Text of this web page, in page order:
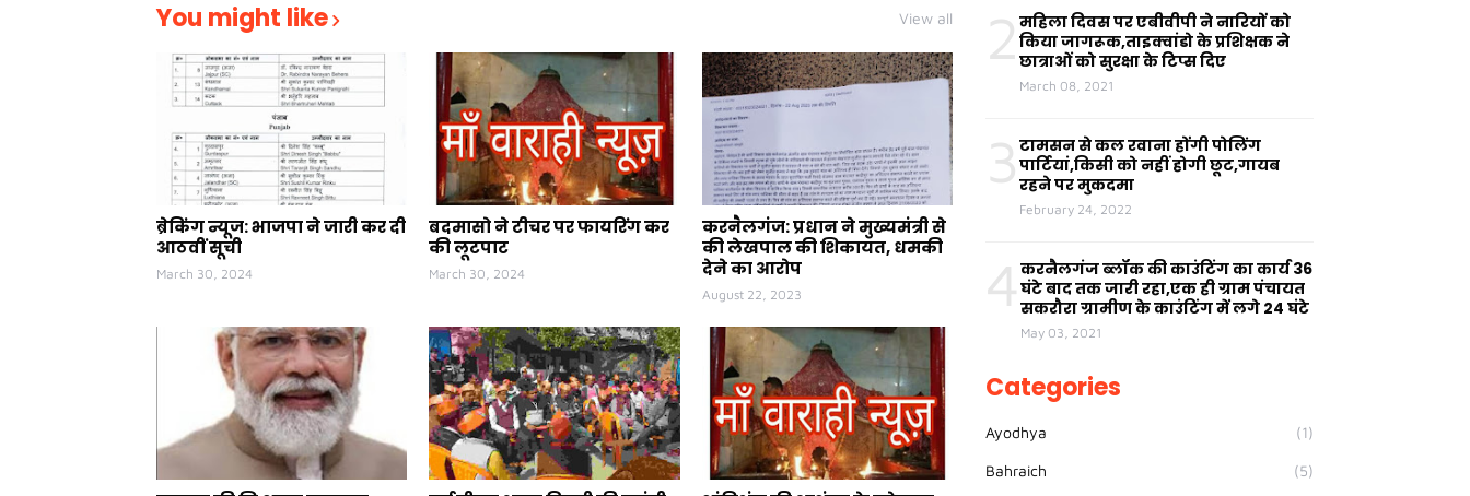
You might like View all
ब्रेकिंग न्यूज: भाजपा ने जारी कर दी
आठवीं सूची
March 30, 2024
बदमासो ने टीचर पर फायरिंग कर
की लूटपाट
March 30, 2024
करनैलगंज: प्रधान ने मुख्यमंत्री से
की लेखपाल की शिकायत, धमकी
देने का आरोप
August 22, 2023
2 महिला दिवस पर एबीवीपी ने नारियों को
किया जागरूक,ताइक्वांडो के प्रशिक्षक ने
छात्राओं को सुरक्षा के टिप्स दिए
March 08, 2021
3 टामसन से कल रवाना होंगी पोलिंग
पार्टियां,किसी को नहीं होगी छूट,गायब
रहने पर मुकदमा
February 24, 2022
4 करनैलगंज ब्लॉक की काउंटिंग का कार्य 36
घंटे बाद तक जारी रहा,एक ही ग्राम पंचायत
सकरौरा ग्रामीण के काउंटिंग में लगे 24 घंटे
May 03, 2021
Categories
Ayodhya (1)
Bahraich (5)